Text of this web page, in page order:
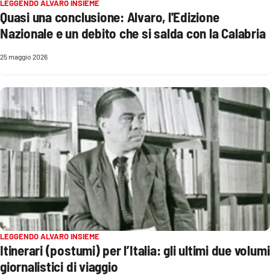
LaC Network
Catanzaro
Crotone
Vibo Valentia
Reggio Calabria
Cosenza
LEGGENDO ALVARO INSIEME
Quasi una conclusione: Alvaro, l'Edizione
Nazionale e un debito che si salda con la Calabria
25 maggio 2026
LEGGENDO ALVARO INSIEME
Itinerari (postumi) per l’Italia: gli ultimi due volumi
giornalistici di viaggio